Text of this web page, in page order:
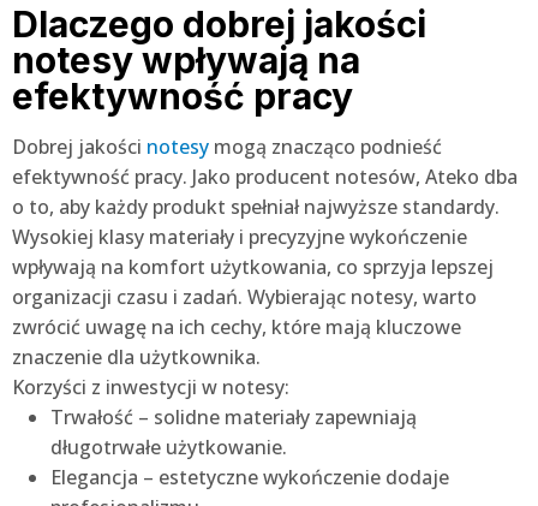
Dlaczego dobrej jakości
notesy wpływają na
efektywność pracy
Dobrej jakości notesy mogą znacząco podnieść
efektywność pracy. Jako producent notesów, Ateko dba
o to, aby każdy produkt spełniał najwyższe standardy.
Wysokiej klasy materiały i precyzyjne wykończenie
wpływają na komfort użytkowania, co sprzyja lepszej
organizacji czasu i zadań. Wybierając notesy, warto
zwrócić uwagę na ich cechy, które mają kluczowe
znaczenie dla użytkownika.
Korzyści z inwestycji w notesy:
Trwałość – solidne materiały zapewniają
długotrwałe użytkowanie.
Elegancja – estetyczne wykończenie dodaje